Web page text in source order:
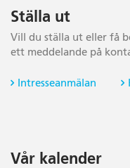
Ställa ut
Vill du ställa ut eller få
ett meddelande på
Intresseanmälan
Vår kalender